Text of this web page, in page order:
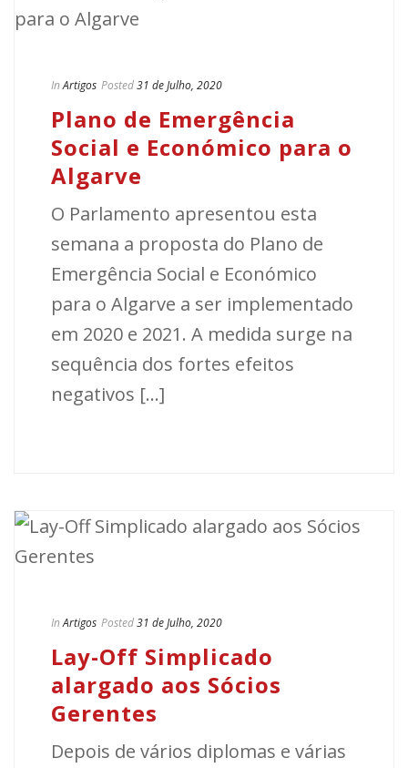
In Artigos Posted31 de Julho, 2020
Plano de Emergência
Social e Económico para o
Algarve
O Parlamento apresentou esta
semana a proposta do Plano de
Emergência Social e Económico
para o Algarve a ser implementado
em 2020 e 2021. A medida surge na
sequência dos fortes efeitos
negativos [...]
In Artigos Posted31 de Julho, 2020
Lay-Off Simplicado
alargado aos Sócios
Gerentes
Depois de vários diplomas e várias